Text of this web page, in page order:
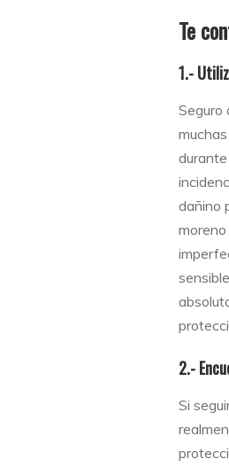
Te
1.-
Seguro
dañino
2.-
Si